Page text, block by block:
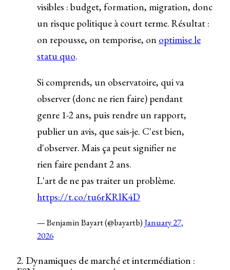
visibles : budget, formation, migration, donc
un risque politique à court terme. Résultat :
on repousse, on temporise, on optimise le
statu quo.
Si comprends, un observatoire, qui va
observer (donc ne rien faire) pendant
genre 1-2 ans, puis rendre un rapport,
publier un avis, que sais-je. C'est bien,
d'observer. Mais ça peut signifier ne
rien faire pendant 2 ans.
L'art de ne pas traiter un problème.
https://t.co/tu6rKRlK4D
— Benjamin Bayart (@bayartb) January 27,
2026
2. Dynamiques de marché et intermédiation :